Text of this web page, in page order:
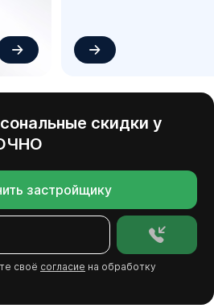
скидки у
застройщику
своё согласие на обработку